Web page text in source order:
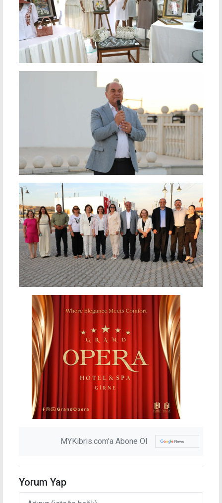
MYKibris.com'a Abone Ol
Yorum Yap